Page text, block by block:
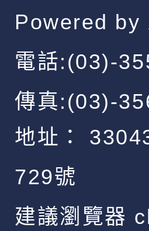
Powered by
電話:(03)-
傳真:(03)-
地址：
729號
建議瀏覽器